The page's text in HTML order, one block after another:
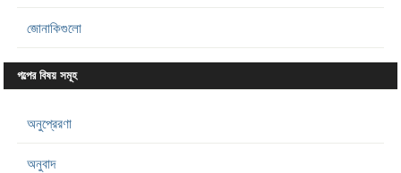
জোনাকিগুলো
গল্পের বিষয় সমূহ
অনুপ্রেরণা
অনুবাদ